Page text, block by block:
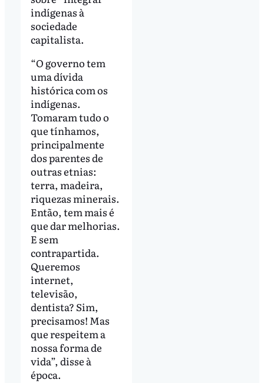
indígenas à
sociedade
capitalista.
“O governo tem
uma dívida
histórica com os
indígenas.
Tomaram tudo o
que tínhamos,
principalmente
dos parentes de
outras etnias:
terra, madeira,
riquezas minerais.
Então, tem mais é
que dar melhorias.
E sem
contrapartida.
Queremos
internet,
televisão,
dentista? Sim,
precisamos! Mas
que respeitem a
nossa forma de
vida”, disse à
época.